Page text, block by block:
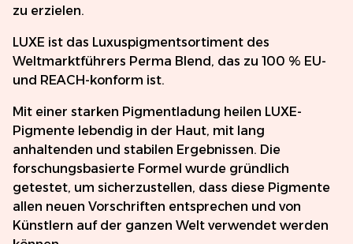
zu erzielen.
LUXE ist das Luxuspigmentsortiment des
Weltmarktführers Perma Blend, das zu 100 % EU-
und REACH-konform ist.
Mit einer starken Pigmentladung heilen LUXE-
Pigmente lebendig in der Haut, mit lang
anhaltenden und stabilen Ergebnissen. Die
forschungsbasierte Formel wurde gründlich
getestet, um sicherzustellen, dass diese Pigmente
allen neuen Vorschriften entsprechen und von
Künstlern auf der ganzen Welt verwendet werden